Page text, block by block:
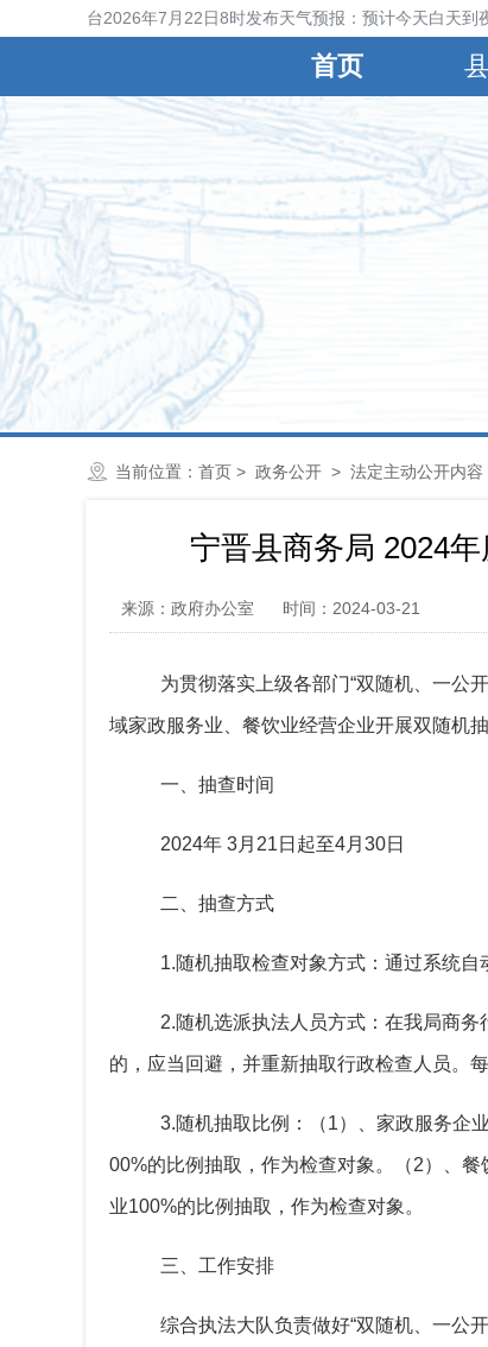
晋县气象台2026年7月22日8时发布天气预报：预计今天白天到
首页
当前位置： 首页 > 政务公开 > 法定主动公开内容
宁晋县商务局 2024
来源：政府办公室 时间：2024-03-21
为贯彻落实上级各部门“双随机、一公
域家政服务业、餐饮业经营企业开展双随机
一、抽查时间
2024年 3月 21日 起至4月 30日
二、抽查方式
1.随机抽取检查对象方式：通过系统
2.随机选派执法人员方式：在我局商
的，应当回避，并重新抽取行政检查人员。
3.随机抽取比例： （1）、家政服务企
00%的比例抽取，作为检查对象。 （2）、餐
业100%的比例抽取，作为检查对象。
三、工作安排
综合执法大队负责做好“双随机、一公